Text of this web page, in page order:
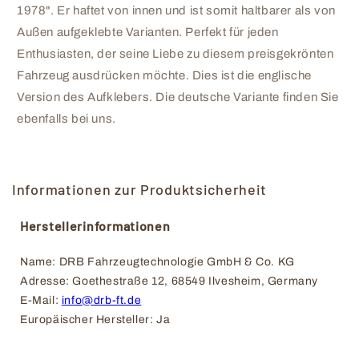
1978". Er haftet von innen und ist somit haltbarer als von
Außen aufgeklebte Varianten. Perfekt für jeden
Enthusiasten, der seine Liebe zu diesem preisgekrönten
Fahrzeug ausdrücken möchte. Dies ist die englische
Version des Aufklebers. Die deutsche Variante finden Sie
ebenfalls bei uns.
Informationen zur Produktsicherheit
Herstellerinformationen
Name: DRB Fahrzeugtechnologie GmbH & Co. KG
Adresse: Goethestraße 12, 68549 Ilvesheim, Germany
E-Mail: info@drb-ft.de
Europäischer Hersteller: Ja